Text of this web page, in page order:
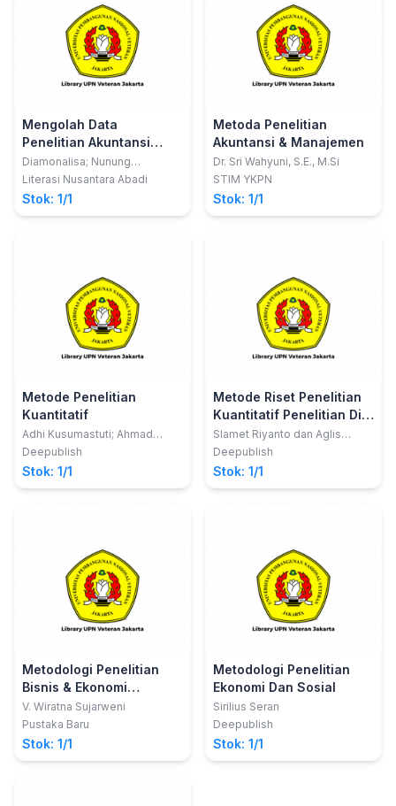
Mengolah Data
Penelitian Akuntansi
dengan SPSS
Diamonalisa; Nunung
Nurhayati; Dani Rahman
Literasi Nusantara Abadi
Stok: 1/1
Metoda Penelitian
Akuntansi & Manajemen
Dr. Sri Wahyuni, S.E., M.Si
STIM YKPN
Stok: 1/1
Metode Penelitian
Kuantitatif
Adhi Kusumastuti; Ahmad
Mustamil Khoiron; Taofan Ali
Achmadi
Deepublish
Stok: 1/1
Metode Riset Penelitian
Kuantitatif Penelitian Di
Bidang Manajemen,
Teknik, Pendidikan Dan
Eksperimen
Slamet Riyanto dan Aglis
Andhita Hatmawan
Deepublish
Stok: 1/1
Metodologi Penelitian
Bisnis & Ekonomi
Pendekatan Kuantitatif
V. Wiratna Sujarweni
Pustaka Baru
Stok: 1/1
Metodologi Penelitian
Ekonomi Dan Sosial
Sirilius Seran
Deepublish
Stok: 1/1